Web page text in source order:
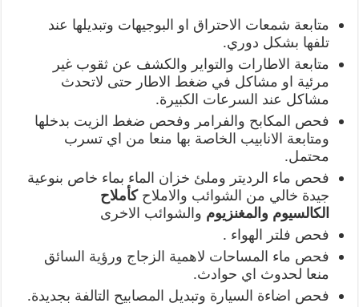
متابعة شمعات الاحتراق او البوجيهات وتبديلها عند
تلفها بشكل دوري.
متابعة الاطارات والتواير والكشف عن ثقوب غير
مرئية او مشاكل في ضغط الاطار حتى لاتحدث
مشاكل عند السرعات الكبيرة.
فحص المكابح والفرامر وفحص ضغط الزيت بدخلها
ومتابعة الانابيب الخاصة بها منعا من اي تسرب
محتمل.
فحص ماء الرديتر وملئ خزان الماء بماء خاص بنوعية
جيدة خالي من الشوائب والاملاحكأملاح
الكالسيوم والمغنزيوم والشوائب الاخرى
فحص فلتر الهواء .
فحص ماء المساحات لاهمية الزجاج ورؤية السائق
منعا لحدوث اي حوادث.
فحص اضاءة السيارة وتبديل المصابيح التالفة بجديدة.